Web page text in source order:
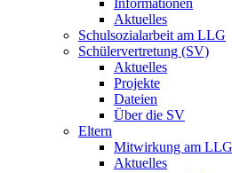
Informationen
Aktuelles
Schulsozialarbeit am LLG
Schülervertretung (SV)
Aktuelles
Projekte
Dateien
Über die SV
Eltern
Mitwirkung am LLG
Aktuelles